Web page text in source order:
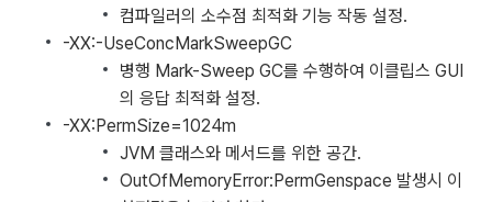
컴파일러의 소수점 최적화 기능 작동 설정.
-XX:-UseConcMarkSweepGC
병행 Mark-Sweep GC를 수행하여 이클립스 GUI
의 응답 최적화 설정.
-XX:PermSize=1024m
JVM 클래스와 메서드를 위한 공간.
OutOfMemoryError:PermGenspace 발생시 이